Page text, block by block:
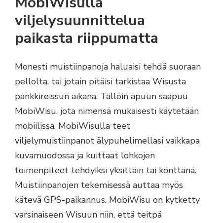
viljelysuunnittelua
paikasta riippumatta
Monesti muistiinpanoja haluaisi tehdä suoraan
pellolta, tai jotain pitäisi tarkistaa Wisusta
pankkireissun aikana. Tällöin apuun saapuu
MobiWisu, jota nimensä mukaisesti käytetään
mobiilissa. MobiWisulla teet
viljelymuistiinpanot älypuhelimellasi vaikkapa
kuvamuodossa ja kuittaat lohkojen
toimenpiteet tehdyiksi yksittäin tai könttänä.
Muistiinpanojen tekemisessä auttaa myös
kätevä GPS-paikannus. MobiWisu on kytketty
varsinaiseen Wisuun niin, että teitpä